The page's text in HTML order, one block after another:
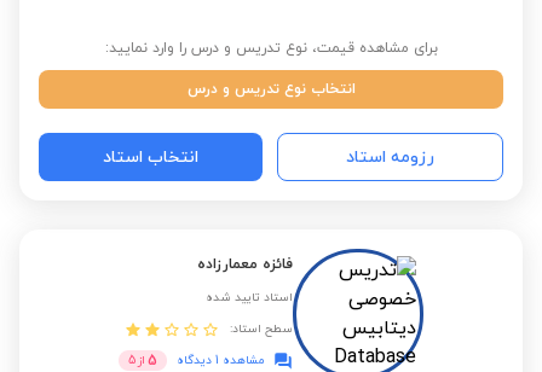
برای مشاهده قیمت، نوع تدریس و درس را وارد نمایید:
انتخاب نوع تدریس و درس
رزومه استاد انتخاب استاد
فائزه معمارزاده
استاد تایید شده
سطح استاد:
مشاهده 1 دیدگاه
5 از 5